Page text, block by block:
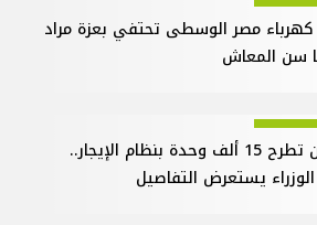
كهرباء مصر الوسطى تحتفي بعزة مراد
سن المعاش
الإسكان تطرح 15 ألف وحدة بنظام الإيجار..
يستعرض التفاصيل